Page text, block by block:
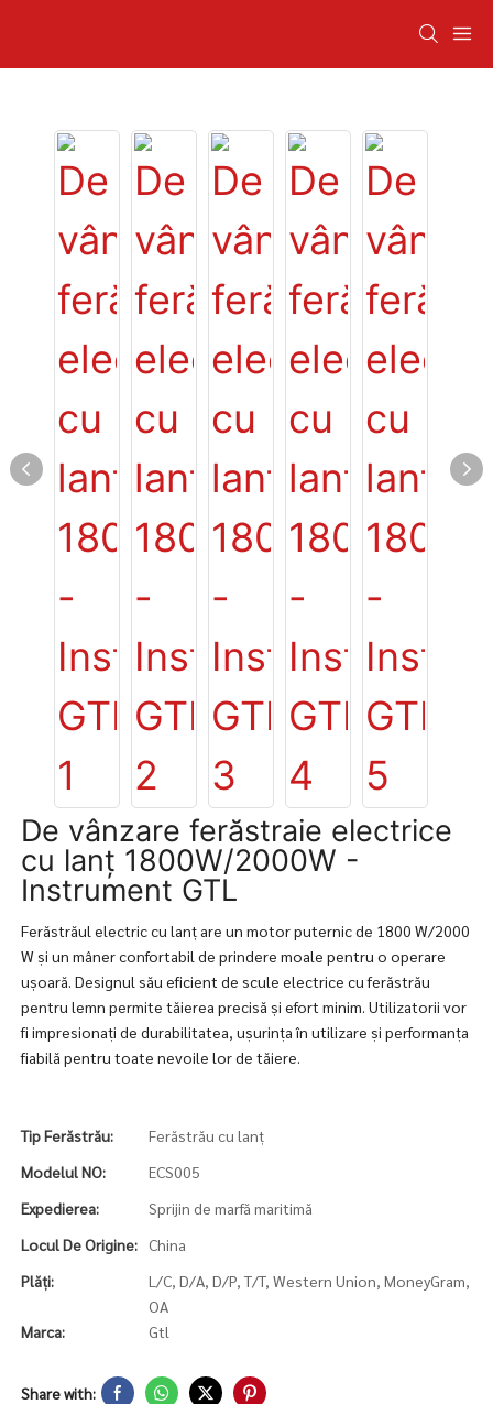
De vânzare ferăstraie electrice
cu lanț 1800W/2000W -
Instrument GTL
Ferăstrăul electric cu lanț are un motor puternic de 1800 W/2000
W și un mâner confortabil de prindere moale pentru o operare
ușoară. Designul său eficient de scule electrice cu ferăstrău
pentru lemn permite tăierea precisă și efort minim. Utilizatorii vor
fi impresionați de durabilitatea, ușurința în utilizare și performanța
fiabilă pentru toate nevoile lor de tăiere.
Tip Ferăstrău:
Ferăstrău cu lanț
Modelul NO:
ECS005
Expedierea:
Sprijin de marfă maritimă
Locul De Origine:
China
Plăți:
L/C, D/A, D/P, T/T, Western Union, MoneyGram,
OA
Marca:
Gtl
Share with: